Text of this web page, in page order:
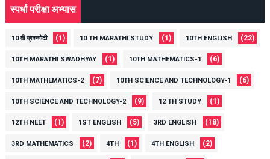
स्पर्धा परीक्षा अभ्यास
10 वी प्रश्नपेढी (1) 10 TH MARATHI STUDY (1) 10TH ENGLISH (22)
10TH MARATHI SWADHYAY (1) 10TH MATHEMATICS-1 (6)
10TH MATHEMATICS-2 (7) 10TH SCIENCE AND TECHNOLOGY-1 (6)
10TH SCIENCE AND TECHNOLOGY-2 (9) 12 TH STUDY (1)
12TH NEET (1) 1ST ENGLISH (5) 3RD ENGLISH (18)
3RD MATHEMATICS (2) 4TH (1) 4TH ENGLISH (2)